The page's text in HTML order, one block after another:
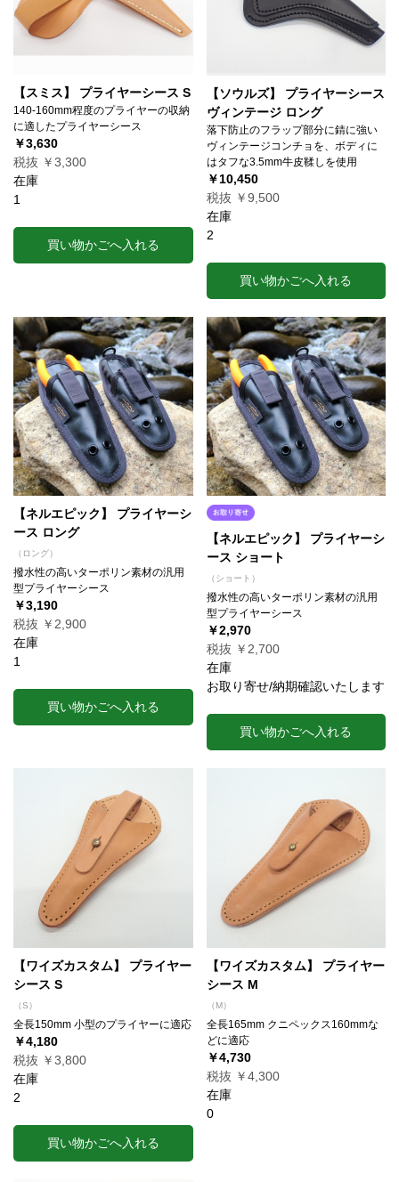
【スミス】 プライヤーシース S
140-160mm程度のプライヤーの収納
に適したプライヤーシース
￥3,630
税抜 ￥3,300
在庫
1
買い物かごへ入れる
【ソウルズ】 プライヤーシース
ヴィンテージ ロング
落下防止のフラップ部分に錆に強い
ヴィンテージコンチョを、ボディに
はタフな3.5mm牛皮鞣しを使用
￥10,450
税抜 ￥9,500
在庫
2
買い物かごへ入れる
【ネルエピック】 プライヤーシ
ース ロング
（ロング）
撥水性の高いターポリン素材の汎用
型プライヤーシース
￥3,190
税抜 ￥2,900
在庫
1
買い物かごへ入れる
【ネルエピック】 プライヤーシ
ース ショート
（ショート）
撥水性の高いターポリン素材の汎用
型プライヤーシース
￥2,970
税抜 ￥2,700
在庫
お取り寄せ/納期確認いたします
買い物かごへ入れる
【ワイズカスタム】 プライヤー
シース S
（S）
全長150mm 小型のプライヤーに適応
￥4,180
税抜 ￥3,800
在庫
2
買い物かごへ入れる
【ワイズカスタム】 プライヤー
シース M
（M）
全長165mm クニペックス160mmな
どに適応
￥4,730
税抜 ￥4,300
在庫
0